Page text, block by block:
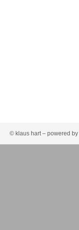
© klaus hart – powered by